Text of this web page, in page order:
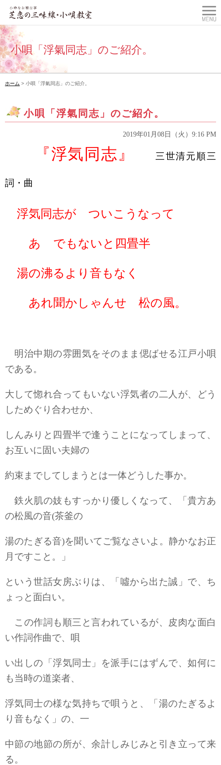
小唄「浮氣同志」のご紹介。
ホーム > 小唄「浮氣同志」のご紹介。
小唄「浮氣同志」のご紹介。
2019年01月08日（火）9:16 PM
『浮気同志』 三世清元順三
詞・曲
浮気同志が ついこうなって
あゝでもないと四畳半
湯の沸るより音もなく
あれ聞かしゃんせ 松の風。
明治中期の雰囲気をそのまま偲ばせる江戸小唄
である。
大して惚れ合ってもいない浮気者の二人が、どう
しためぐり合わせか、
しんみりと四畳半で逢うことになってしまって、
お互いに固い夫婦の
約束までしてしまうとは一体どうした事か。
鉄火肌の妓もすっかり優しくなって、「貴方あ
の松風の音(茶釜の
湯のたぎる音)を聞いてご覧なさいよ。静かなお正
月ですこと。」
という世話女房ぶりは、「噓から出た誠」で、ち
ょっと面白い。
この作詞も順三と言われているが、皮肉な面白
い作詞作曲で、唄
い出しの「浮気同士」を派手にはずんで、如何に
も当時の道楽者、
浮気同士の様な気持ちで唄うと、「湯のたぎるよ
り音もなく」の、一
中節の地節の所が、余計しみじみと引き立って来
る。